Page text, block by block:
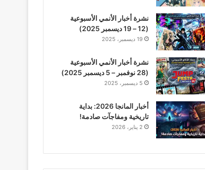
نشرة أخبار الأنمي الأسبوعية
(12 – 19 ديسمبر 2025)
19 ديسمبر، 2025
نشرة أخبار الأنمي الأسبوعية
(28 نوفمبر – 5 ديسمبر 2025)
5 ديسمبر، 2025
أخبار المانجا 2026: بداية
تاريخية ومفاجآت صادمة!
2 يناير، 2026